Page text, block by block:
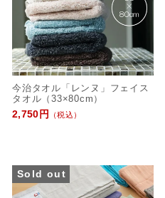
今治タオル「レンヌ」フェイス
タオル（33×80cm）
2,750円
（税込）
Sold out